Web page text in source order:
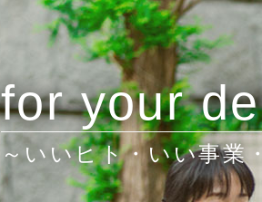
for your
～いいヒト・いい事業